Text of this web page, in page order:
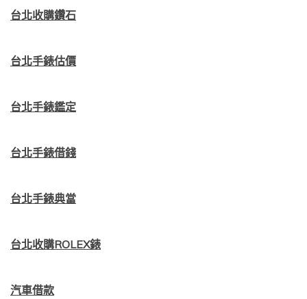
台北收購鑽石
台北手錶估價
台北手錶鑑定
台北手錶借錢
台北手錶典當
台北收購ROLEX錶
汽車借款